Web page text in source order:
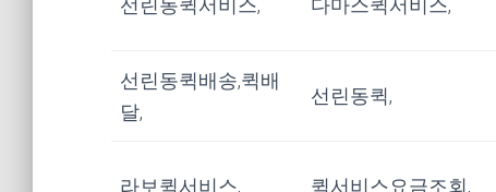
선린동퀵서비스, 다마스퀵서비스,
선린동퀵배송,퀵배
달,
선린동퀵,
라보퀵서비스, 퀵서비스요금조회,